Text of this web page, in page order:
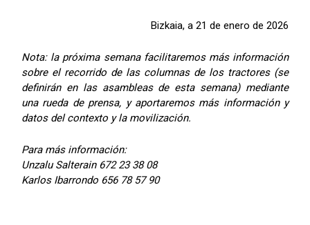
Bizkaia, a 21 de enero de 2026
Nota: la próxima semana facilitaremos más información
sobre el recorrido de las columnas de los tractores (se
definirán en las asambleas de esta semana) mediante
una rueda de prensa, y aportaremos más información y
datos del contexto y la movilización.
Para más información:
Unzalu Salterain 672 23 38 08
Karlos Ibarrondo 656 78 57 90